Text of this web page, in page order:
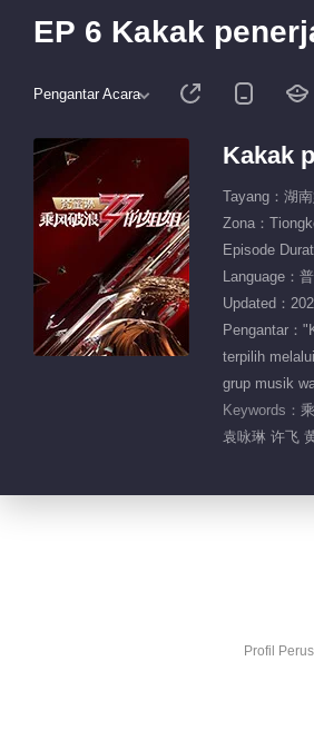
EP 6 Kakak
Pengantar Acara
Kakak
Tayang：湖
Zona：
Episode
Language：
Updated：
Pengantar：
terpilih
grup musik
Keywords：
袁咏琳 许飞
Profil